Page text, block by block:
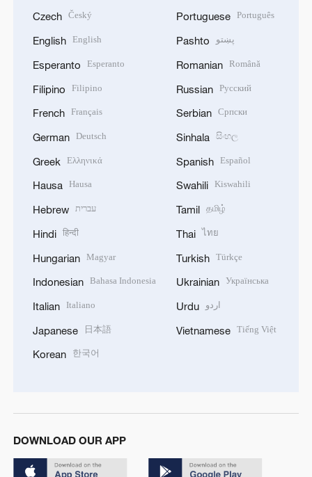
Czech Český
English English
Esperanto Esperanto
Filipino Filipino
French Français
German Deutsch
Greek Ελληνικά
Hausa Hausa
Hebrew עברית
Hindi हिन्दी
Hungarian Magyar
Indonesian Bahasa Indonesia
Italian Italiano
Japanese 日本語
Korean 한국어
Portuguese Português
Pashto پښتو
Romanian Română
Russian Русский
Serbian Српски
Sinhala සිංහල
Spanish Español
Swahili Kiswahili
Tamil தமிழ்
Thai ไทย
Turkish Türkçe
Ukrainian Українська
Urdu اردو
Vietnamese Tiếng Việt
DOWNLOAD OUR APP